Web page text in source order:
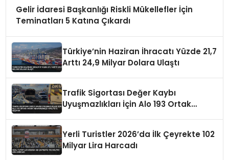
Gelir İdaresi Başkanlığı Riskli Mükellefler İçin
Teminatları 5 Katına Çıkardı
Türkiye’nin Haziran İhracatı Yüzde 21,7
Arttı 24,9 Milyar Dolara Ulaştı
Trafik Sigortası Değer Kaybı
Uyuşmazlıkları İçin Alo 193 Ortak
Yerli Turistler 2026’da İlk Çeyrekte 102
Milyar Lira Harcadı